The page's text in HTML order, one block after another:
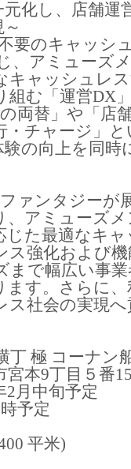
元化し、店舗
～
要のキャッシ
、アミューズ
キャッシュレ
組む「運営DX
両替」や「店
・チャージ」
の向上を同時
ァンタジーが
、アミューズ
じた最適なキ
ス強化および
まで幅広い事
す。さらに
ス社会の実現
丁 極 コーナン
宮本9丁目５番
2月中旬予定
予定
平米)